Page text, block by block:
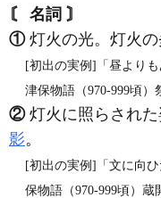
〘 名詞 〙
①灯火の光。灯火の
[初出の実例]「昼より
津保物語（970‐999頃）
②灯火に照らされた
影。
[初出の実例]「文に向
保物語（970‐999頃）蔵